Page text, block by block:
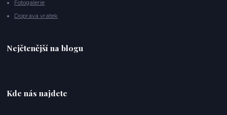
Fotogalerie
Doprava vratek
Nejčtenější na blogu
Kde nás najdete